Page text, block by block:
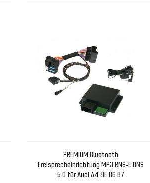
PREMIUM Bluetooth
Freisprecheinrichtung MP3 RNS-E BNS
5.0 für Audi A4 8E B6 B7